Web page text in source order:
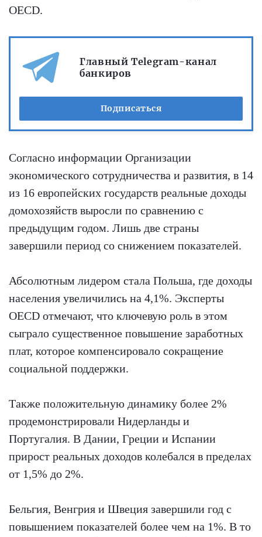
OECD.
Главный Telegram-канал
банкиров
Подписаться
Согласно информации Организации
экономического сотрудничества и развития, в 14
из 16 европейских государств реальные доходы
домохозяйств выросли по сравнению с
предыдущим годом. Лишь две страны
завершили период со снижением показателей.
Абсолютным лидером стала Польша, где доходы
населения увеличились на 4,1%. Эксперты
OECD отмечают, что ключевую роль в этом
сыграло существенное повышение заработных
плат, которое компенсировало сокращение
социальной поддержки.
Также положительную динамику более 2%
продемонстрировали Нидерланды и
Португалия. В Дании, Греции и Испании
прирост реальных доходов колебался в пределах
от 1,5% до 2%.
Бельгия, Венгрия и Швеция завершили год с
повышением показателей более чем на 1%. В то